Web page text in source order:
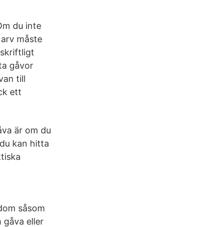
du inte
måste
gåvor
till
ett
är om du
kan hitta
såsom
gåva eller